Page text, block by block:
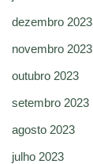
dezembro 2023
novembro 2023
outubro 2023
setembro 2023
agosto 2023
julho 2023